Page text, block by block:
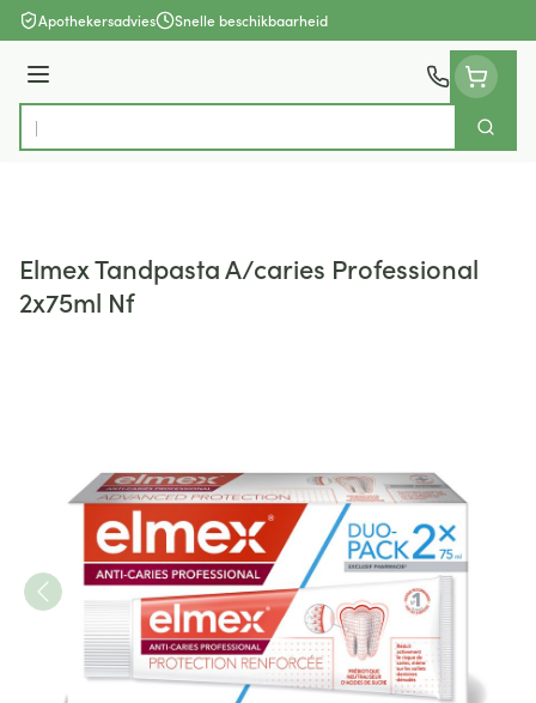
Ga naar de inhoud
Apothekersadvies Snelle beschikbaarheid
Menu
Product, merk, categorie...
Zoek
Elmex Tandpasta A/caries Professional
2x75ml Nf